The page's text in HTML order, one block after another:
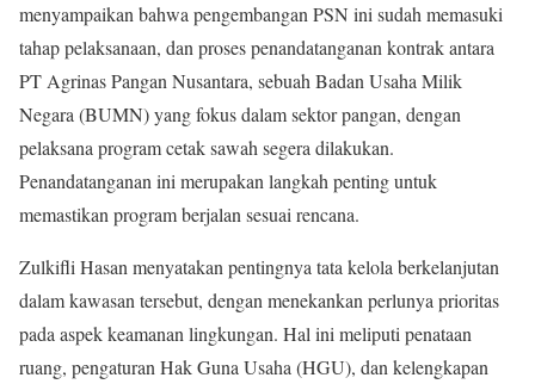
menyampaikan bahwa pengembangan PSN ini sudah memasuki
tahap pelaksanaan, dan proses penandatanganan kontrak antara
PT Agrinas Pangan Nusantara, sebuah Badan Usaha Milik
Negara (BUMN) yang fokus dalam sektor pangan, dengan
pelaksana program cetak sawah segera dilakukan.
Penandatanganan ini merupakan langkah penting untuk
memastikan program berjalan sesuai rencana.
Zulkifli Hasan menyatakan pentingnya tata kelola berkelanjutan
dalam kawasan tersebut, dengan menekankan perlunya prioritas
pada aspek keamanan lingkungan. Hal ini meliputi penataan
ruang, pengaturan Hak Guna Usaha (HGU), dan kelengkapan